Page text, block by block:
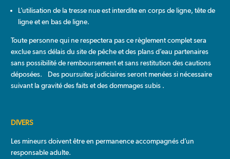
L’utilisation de la tresse nue est interdite en corps de ligne, tête de
ligne et en bas de ligne.
Toute personne qui ne respectera pas ce règlement complet sera
exclue sans délais du site de pêche et des plans d’eau partenaires
sans possibilité de remboursement et sans restitution des cautions
déposées. Des poursuites judiciaires seront menées si nécessaire
suivant la gravité des faits et des dommages subis .
DIVERS
Les mineurs doivent être en permanence accompagnés d’un
responsable adulte.